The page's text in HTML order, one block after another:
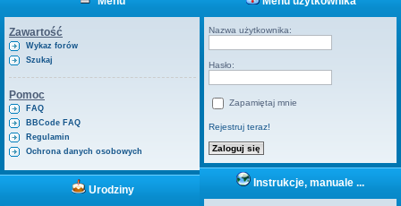
Zawartość
Wykaz forów
Szukaj
Pomoc
FAQ
BBCode FAQ
Regulamin
Ochrona danych osobowych
Urodziny
Nazwa użytkownika:
Hasło:
Zapamiętaj mnie
Rejestruj teraz!
Instrukcje, manuale ...